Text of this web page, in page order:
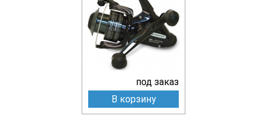
под заказ
В корзину